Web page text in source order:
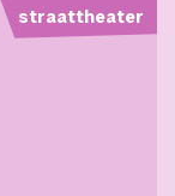
straattheater